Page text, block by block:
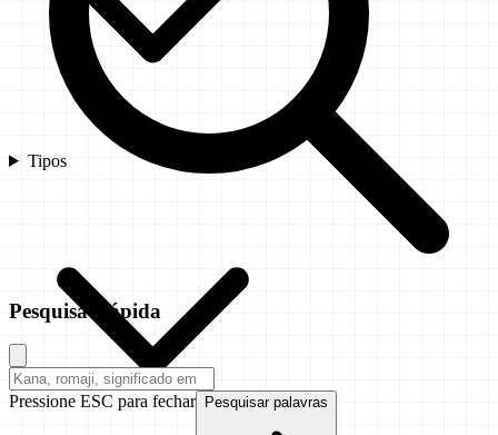
Tipos
Pesquisa Rápida
Pressione ESC para fechar Pesquisar palavras